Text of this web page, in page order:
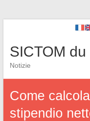
SICTOM
Notizie
Come
stipendio